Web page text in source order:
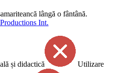
lângă o fântână.
Int.
și didactică Utilizare